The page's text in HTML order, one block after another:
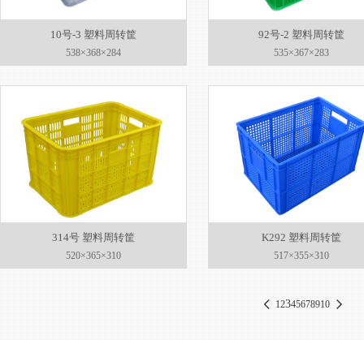
10号-3 塑料周转筐
538×368×284
92号-2 塑料周转筐
535×367×283
314号 塑料周转筐
520×365×310
K292 塑料周转筐
517×355×310
12345678910